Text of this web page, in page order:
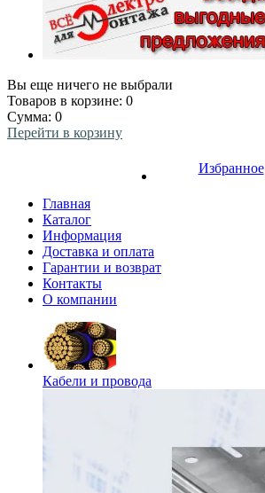
Вы еще ничего не выбрали
Товаров в корзине: 0
Сумма: 0
Перейти в корзину
Избранное
Главная
Каталог
Информация
Доставка и оплата
Гарантии и возврат
Контакты
О компании
Кабели и провода